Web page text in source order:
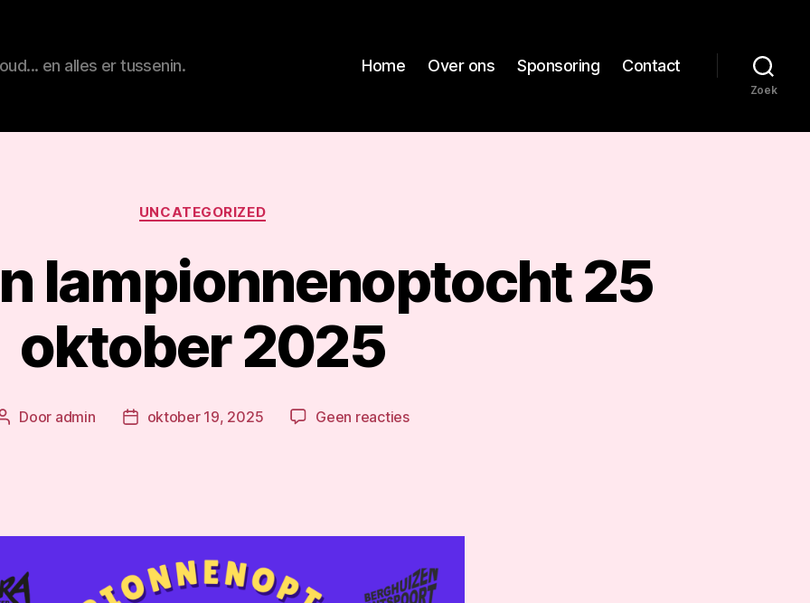
en alles er tussenin. Home Over ons Sponsoring Contact
Zoek
Categorieën
UNCATEGORIZED
lampionnenoptocht 25
oktober 2025
Berichtauteur
Door admin Berichtdatum
oktober 19, 2025 Geen reactiesop